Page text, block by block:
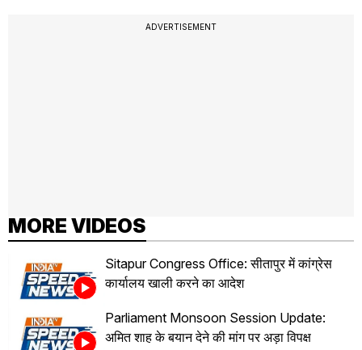
ADVERTISEMENT
MORE VIDEOS
Sitapur Congress Office: सीतापुर में कांग्रेस
कार्यालय खाली करने का आदेश
Parliament Monsoon Session Update:
अमित शाह के बयान देने की मांग पर अड़ा विपक्ष